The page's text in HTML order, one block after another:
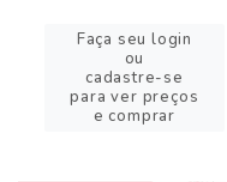
Faça seu login
ou
cadastre-se
para ver preços
e comprar